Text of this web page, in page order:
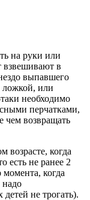
на руки или
взвешивают в
выпавшего
ложкой, или
необходимо
перчатками,
чем возвращать
когда
есть не ранее 2
когда
надо
не трогать).